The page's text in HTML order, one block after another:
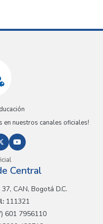
en nuestros canales oficiales!
Central
CAN, Bogotá D.C.
111321
601 7956110